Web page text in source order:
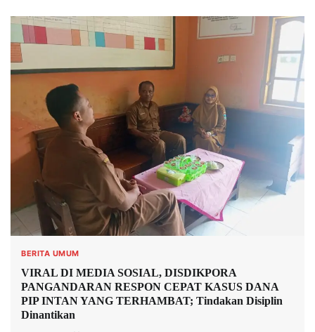
BERITA UMUM
VIRAL DI MEDIA SOSIAL, DISDIKPORA
PANGANDARAN RESPON CEPAT KASUS DANA
PIP INTAN YANG TERHAMBAT; Tindakan Disiplin
Dinantikan